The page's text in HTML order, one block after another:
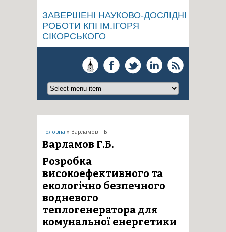
ЗАВЕРШЕНІ НАУКОВО-ДОСЛІДНІ
РОБОТИ КПІ ІМ.ІГОРЯ
СІКОРСЬКОГО
Ви є тут
Головна » Варламов Г.Б.
Варламов Г.Б.
Розробка
високоефективного та
екологічно безпечного
водневого
теплогенератора для
комунальної енергетики